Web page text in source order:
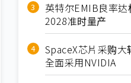
英特尔EMIB良率
2028准时量产
SpaceX芯片采购
全面采用NVIDIA